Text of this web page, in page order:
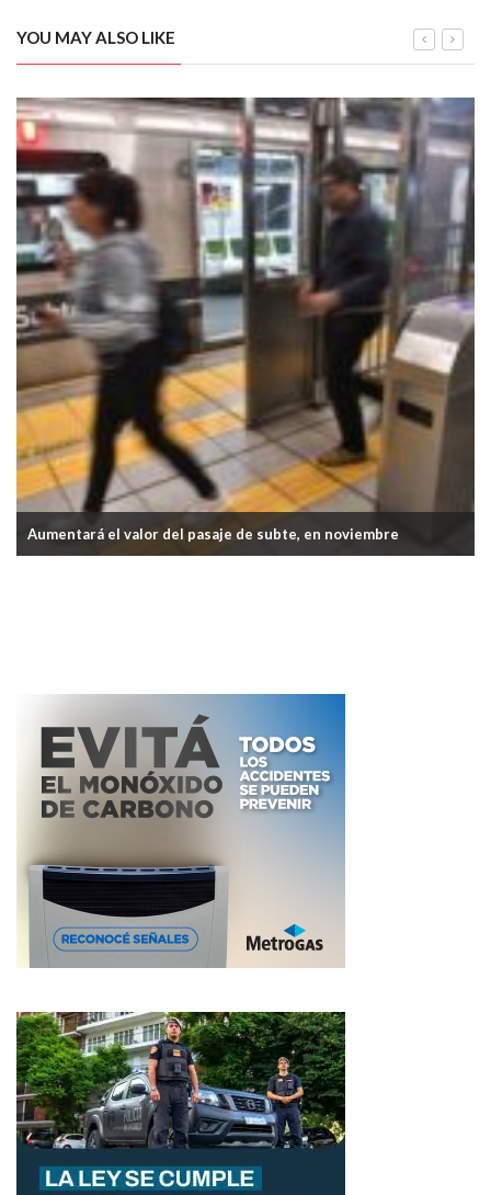
YOU MAY ALSO LIKE
Aumentará el valor del pasaje de subte, en noviembre